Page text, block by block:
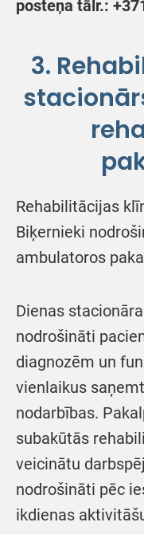
posteņa tālr.:
3.
Rehabilitācijas
Biķernieki
ambulatoros
Dienas
nodrošināti
diagnozēm un
vienlaikus
nodarbības.
subakūtās
veicinātu
nodrošināti pēc
ikdienas